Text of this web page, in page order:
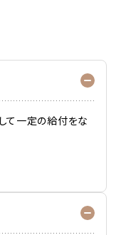
て一定の給付をな